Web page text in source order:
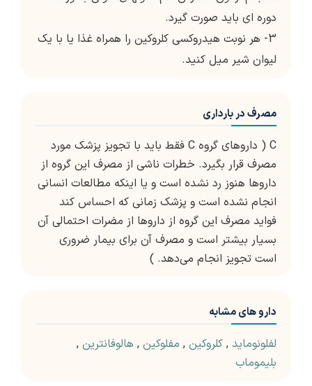
دوره ای باید صورت گیرد.
3- هر نوبت هیدروکسی کلروکین را همراه غذا یا با یک
لیوان شیر میل کنید.
مصرف در بارداری
C ( داروهای گروه C فقط باید با تجویز پزشک مورد
مصرف قرار بگیرد. خطرات ناشی از مصرف این گروه از
داروها هنوز رد نشده است و یا اینکه مطالعات انسانی
انجام نشده است و پزشک زمانی که احساس کند
فواید مصرف این گروه از داروها از مضرات احتمالی آن
بسیار بیشتر است و مصرف آن برای بیمار ضروری
است تجویز انجام می‌دهد. )
دارو های مشابه
لفلونوماید , کلروکین , مفلوکین , هالوفانترین ,
بلیموماب